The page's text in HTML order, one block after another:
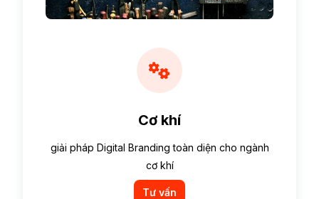
Cơ khí
giải pháp Digital Branding toàn diện cho ngành
cơ khí
Tư vấn